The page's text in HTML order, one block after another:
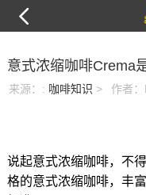
来源： : 咖啡知识 > 作者
说起意式浓缩咖啡，不
格的意式浓缩咖啡，丰